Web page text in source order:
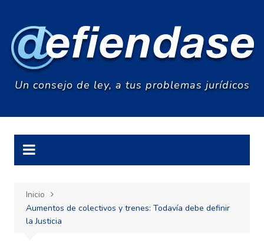
contenido
Un consejo de ley, a tus problemas jurídicos
Inicio
Aumentos de colectivos y trenes: Todavía debe definir
la Justicia